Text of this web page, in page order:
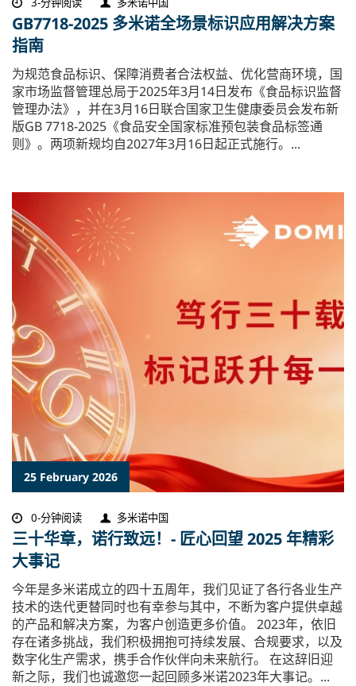
GB7718-2025 多米诺全场景标识应用解决方案
指南
为规范食品标识、保障消费者合法权益、优化营商环境，国
家市场监督管理总局于2025年3月14日发布《食品标识监督
管理办法》，并在3月16日联合国家卫生健康委员会发布新
版GB 7718-2025《食品安全国家标准预包装食品标签通
则》。两项新规均自2027年3月16日起正式施行。...
25 February 2026
0-分钟阅读 多米诺中国
三十华章，诺行致远！- 匠心回望 2025 年精彩
大事记
今年是多米诺成立的四十五周年，我们见证了各行各业生产
技术的迭代更替同时也有幸参与其中，不断为客户提供卓越
的产品和解决方案，为客户创造更多价值。 2023年，依旧
存在诸多挑战，我们积极拥抱可持续发展、合规要求，以及
数字化生产需求，携手合作伙伴向未来航行。 在这辞旧迎
新之际，我们也诚邀您一起回顾多米诺2023年大事记。...